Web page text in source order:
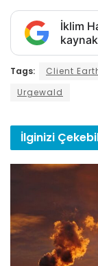
İklim
Tags: Client
Urgewald
İlginizi